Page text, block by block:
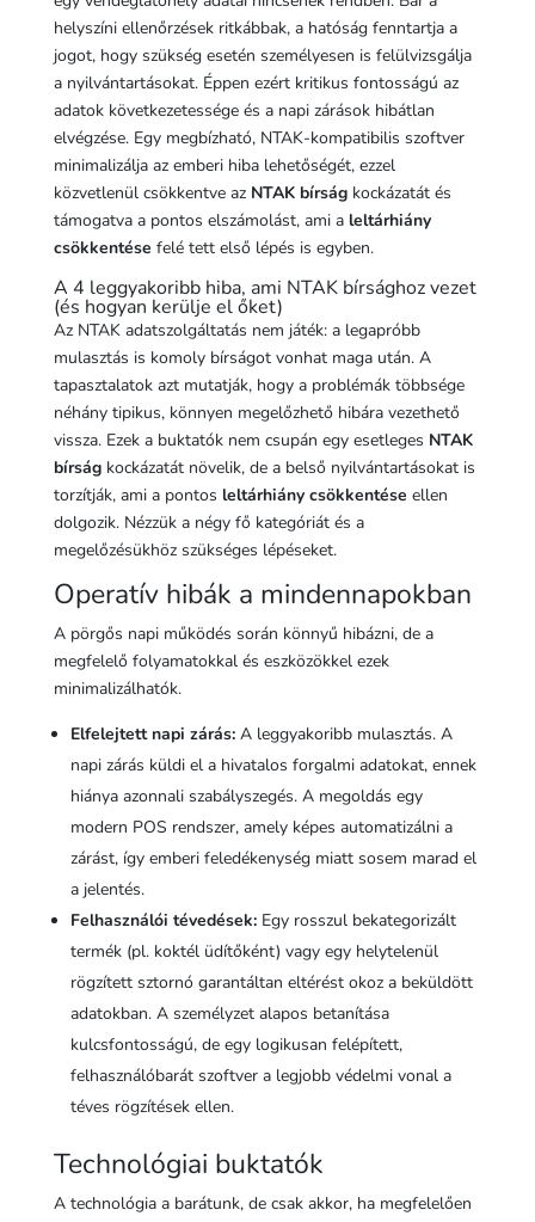
helyszíni ellenőrzések ritkábbak, a hatóság fenntartja a
jogot, hogy szükség esetén személyesen is felülvizsgálja
a nyilvántartásokat. Éppen ezért kritikus fontosságú az
adatok következetessége és a napi zárások hibátlan
elvégzése. Egy megbízható, NTAK-kompatibilis szoftver
minimalizálja az emberi hiba lehetőségét, ezzel
közvetlenül csökkentve az NTAK bírságkockázatát és
támogatva a pontos elszámolást, ami a leltárhiány
csökkentése felé tett első lépés is egyben.
A 4 leggyakoribb hiba, ami NTAK bírsághoz vezet
(és hogyan kerülje el őket)
Az NTAK adatszolgáltatás nem játék: a legapróbb
mulasztás is komoly bírságot vonhat maga után. A
tapasztalatok azt mutatják, hogy a problémák többsége
néhány tipikus, könnyen megelőzhető hibára vezethető
vissza. Ezek a buktatók nem csupán egy esetleges NTAK
bírságkockázatát növelik, de a belső nyilvántartásokat is
torzítják, ami a pontos leltárhiány csökkentése ellen
dolgozik. Nézzük a négy fő kategóriát és a
megelőzésükhöz szükséges lépéseket.
Operatív hibák a mindennapokban
A pörgős napi működés során könnyű hibázni, de a
megfelelő folyamatokkal és eszközökkel ezek
minimalizálhatók.
Elfelejtett napi zárás:A leggyakoribb mulasztás. A
napi zárás küldi el a hivatalos forgalmi adatokat, ennek
hiánya azonnali szabályszegés. A megoldás egy
modern POS rendszer, amely képes automatizálni a
zárást, így emberi feledékenység miatt sosem marad el
a jelentés.
Felhasználói tévedések:Egy rosszul bekategorizált
termék (pl. koktél üdítőként) vagy egy helytelenül
rögzített sztornó garantáltan eltérést okoz a beküldött
adatokban. A személyzet alapos betanítása
kulcsfontosságú, de egy logikusan felépített,
felhasználóbarát szoftver a legjobb védelmi vonal a
téves rögzítések ellen.
Technológiai buktatók
A technológia a barátunk, de csak akkor, ha megfelelően